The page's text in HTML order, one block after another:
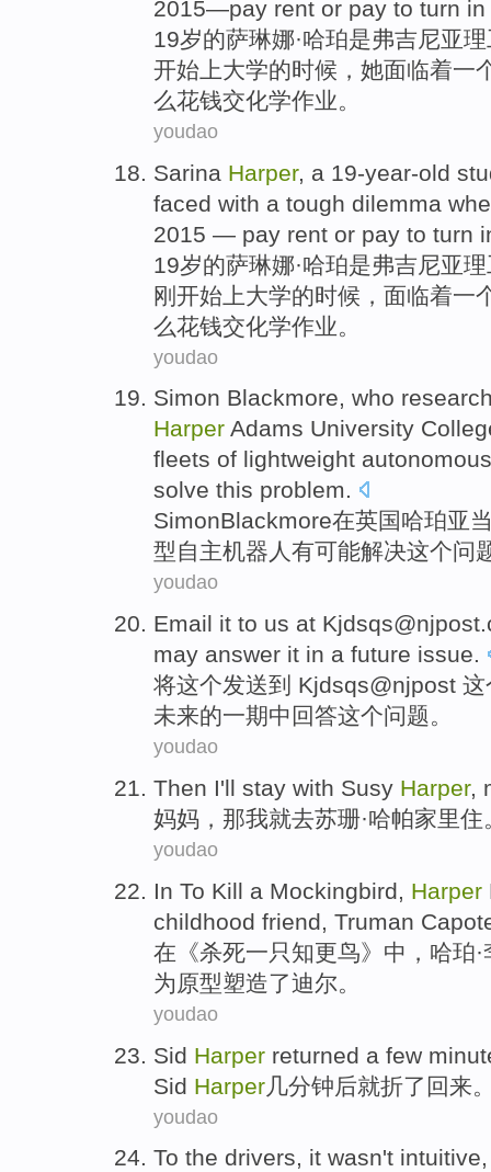
2015—pay rent or pay to turn in
19岁的萨琳娜·哈珀是弗吉尼亚
开始 上大学的时候 ， 她面临着一
么花钱交化学作业。
youdao
Sarina Harper, a 19-year-old
faced with a tough dilemma
2015 — pay rent or pay to turn
19岁的萨琳娜·哈珀是弗吉尼亚
刚开始 上大学的时候 ， 面临着一
么花钱交化学作业。
youdao
Simon Blackmore, who
Harper Adams University
fleets of lightweight autonomous
solve this problem.
SimonBlackmore在英国哈珀亚
型 自主机器人 有可能解决这个问
youdao
Email it to us at
may answer it in a future issue.
将这个发送到 Kjdsqs@njpost
未来的一期中回答这个问题。
youdao
Then I'll stay with Susy Harper,
妈妈 ， 那我就去苏珊·哈帕家里住
youdao
In To Kill a Mockingbird, Harper
childhood friend, Truman
在 《杀死一只知更鸟》中，哈珀·
为原型塑造了迪尔。
youdao
Sid Harper returned a few
Sid Harper 几分钟后就折了回来
youdao
To the drivers, it wasn't intuitive